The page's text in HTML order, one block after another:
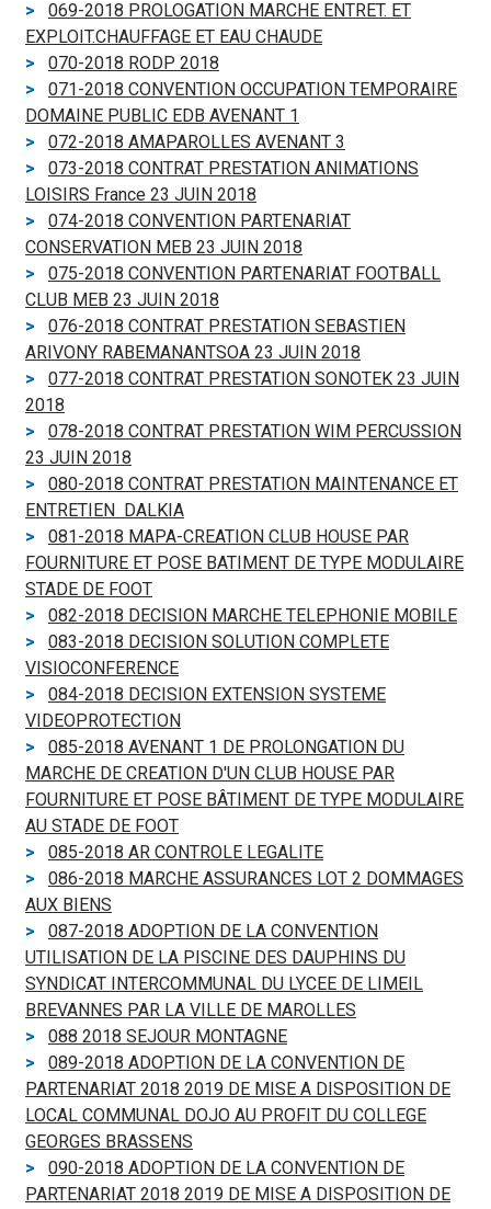
069-2018 PROLOGATION MARCHE ENTRET. ET
EXPLOIT.CHAUFFAGE ET EAU CHAUDE
070-2018 RODP 2018
071-2018 CONVENTION OCCUPATION TEMPORAIRE
DOMAINE PUBLIC EDB AVENANT 1
072-2018 AMAPAROLLES AVENANT 3
073-2018 CONTRAT PRESTATION ANIMATIONS
LOISIRS France 23 JUIN 2018
074-2018 CONVENTION PARTENARIAT
CONSERVATION MEB 23 JUIN 2018
075-2018 CONVENTION PARTENARIAT FOOTBALL
CLUB MEB 23 JUIN 2018
076-2018 CONTRAT PRESTATION SEBASTIEN
ARIVONY RABEMANANTSOA 23 JUIN 2018
077-2018 CONTRAT PRESTATION SONOTEK 23 JUIN
2018
078-2018 CONTRAT PRESTATION WIM PERCUSSION
23 JUIN 2018
080-2018 CONTRAT PRESTATION MAINTENANCE ET
ENTRETIEN DALKIA
081-2018 MAPA-CREATION CLUB HOUSE PAR
FOURNITURE ET POSE BATIMENT DE TYPE MODULAIRE
STADE DE FOOT
082-2018 DECISION MARCHE TELEPHONIE MOBILE
083-2018 DECISION SOLUTION COMPLETE
VISIOCONFERENCE
084-2018 DECISION EXTENSION SYSTEME
VIDEOPROTECTION
085-2018 AVENANT 1 DE PROLONGATION DU
MARCHE DE CREATION D'UN CLUB HOUSE PAR
FOURNITURE ET POSE BÂTIMENT DE TYPE MODULAIRE
AU STADE DE FOOT
085-2018 AR CONTROLE LEGALITE
086-2018 MARCHE ASSURANCES LOT 2 DOMMAGES
AUX BIENS
087-2018 ADOPTION DE LA CONVENTION
UTILISATION DE LA PISCINE DES DAUPHINS DU
SYNDICAT INTERCOMMUNAL DU LYCEE DE LIMEIL
BREVANNES PAR LA VILLE DE MAROLLES
088 2018 SEJOUR MONTAGNE
089-2018 ADOPTION DE LA CONVENTION DE
PARTENARIAT 2018 2019 DE MISE A DISPOSITION DE
LOCAL COMMUNAL DOJO AU PROFIT DU COLLEGE
GEORGES BRASSENS
090-2018 ADOPTION DE LA CONVENTION DE
PARTENARIAT 2018 2019 DE MISE A DISPOSITION DE